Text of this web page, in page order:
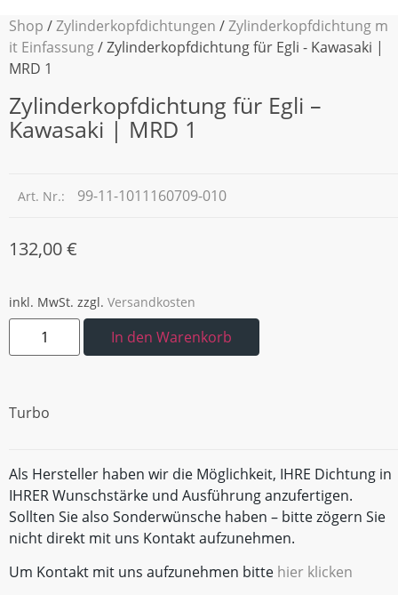
Shop /Zylinderkopfdichtungen /Zylinderkopfdichtung m
it Einfassung/ Zylinderkopfdichtung für Egli - Kawasaki |
MRD 1
Zylinderkopfdichtung für Egli –
Kawasaki | MRD 1
Art. Nr.: 99-11-1011160709-010
132,00€
inkl. MwSt. zzgl. Versandkosten
In den Warenkorb
Turbo
Als Hersteller haben wir die Möglichkeit, IHRE Dichtung in
IHRER Wunschstärke und Ausführung anzufertigen.
Sollten Sie also Sonderwünsche haben – bitte zögern Sie
nicht direkt mit uns Kontakt aufzunehmen.
Um Kontakt mit uns aufzunehmen bitte hier klicken